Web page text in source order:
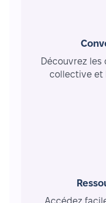
Découvrez
collective et
Accédez